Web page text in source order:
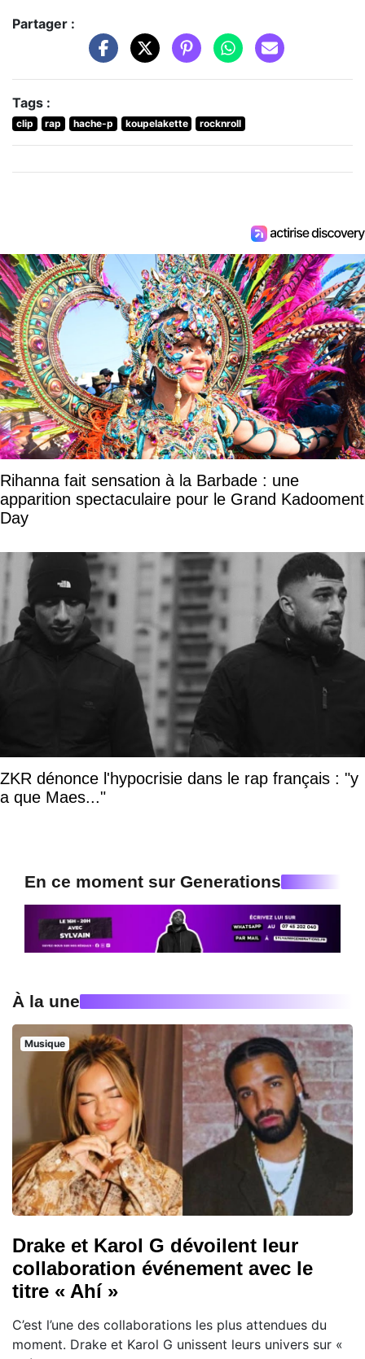
Partager :
Tags :
clip rap hache-p koupelakette rocknroll
Rihanna fait sensation à la Barbade : une
apparition spectaculaire pour le Grand Kadooment
Day
ZKR dénonce l'hypocrisie dans le rap français : "y
a que Maes..."
En ce moment sur Generations
À la une
Musique
Drake et Karol G dévoilent leur
collaboration événement avec le
titre « Ahí »
C’est l’une des collaborations les plus attendues du
moment. Drake et Karol G unissent leurs univers sur «